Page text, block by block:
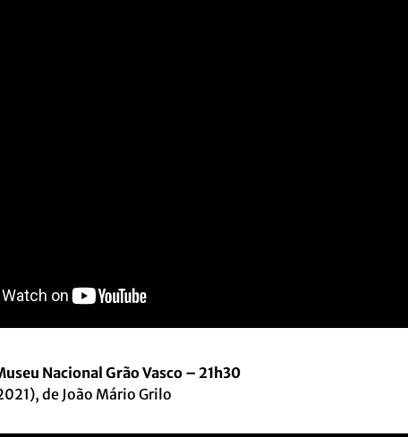
Nacional Grão Vasco – 21h30
de João Mário Grilo